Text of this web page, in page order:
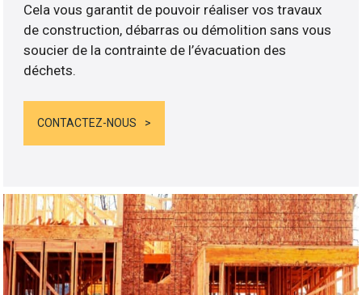
Cela vous garantit de pouvoir réaliser vos travaux
de construction, débarras ou démolition sans vous
soucier de la contrainte de l’évacuation des
déchets.
CONTACTEZ-NOUS